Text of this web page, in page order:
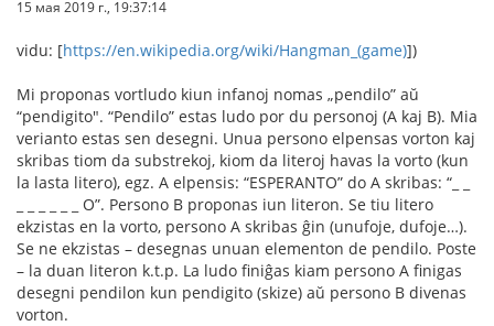
15 мая 2019 г., 19:37:14
vidu: [https://en.wikipedia.org/wiki/Hangman_(game)])
Mi proponas vortludo kiun infanoj nomas „pendilo” aŭ
“pendigito". “Pendilo” estas ludo por du personoj (A kaj B). Mia
verianto estas sen desegni. Unua persono elpensas vorton kaj
skribas tiom da substrekoj, kiom da literoj havas la vorto (kun
la lasta litero), egz. A elpensis: “ESPERANTO” do A skribas: “_ _
_ _ _ _ _ _ O”. Persono B proponas iun literon. Se tiu litero
ekzistas en la vorto, persono A skribas ĝin (unufoje, dufoje…).
Se ne ekzistas – desegnas unuan elementon de pendilo. Poste
– la duan literon k.t.p. La ludo finiĝas kiam persono A finigas
desegni pendilon kun pendigito (skize) aŭ persono B divenas
vorton.